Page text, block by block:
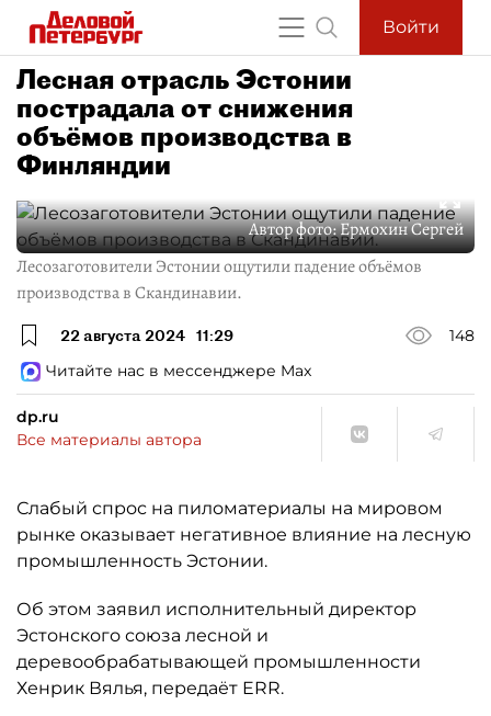
Войти
Лесная отрасль Эстонии
пострадала от снижения
объёмов производства в
Финляндии
Автор фото:Ермохин Сергей
Лесозаготовители Эстонии ощутили падение объёмов
производства в Скандинавии.
22 августа 2024 11:29
148
Читайте нас в мессенджере Max
dp.ru
Все материалы автора
Слабый спрос на пиломатериалы на мировом
рынке оказывает негативное влияние на лесную
промышленность Эстонии.
Об этом заявил исполнительный директор
Эстонского союза лесной и
деревообрабатывающей промышленности
Хенрик Вялья, передаёт ERR.